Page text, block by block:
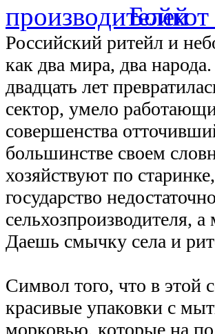
Российский ритейл и
как два мира, два
двадцать лет
сектор, умело
совершенства
большинстве своем
хозяйствуют по
государство
сельхозпроизводителя,
Даешь смычку села и
Символ того, что в этой
красивые упаковки с
морковью, которые на